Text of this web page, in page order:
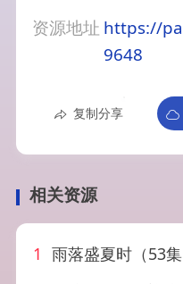
资源地址 https://
9648
复制分享
相关资源
1 雨落盛夏时（53